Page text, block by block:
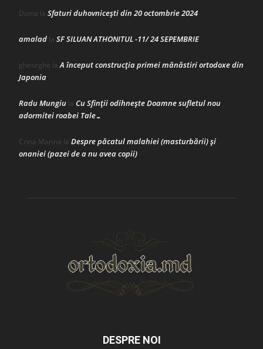
Doina la Sfaturi duhovnicești din 20 octombrie 2024
amalad la SF SILUAN ATHONITUL -11/ 24 SEPEMBRIE
gheorghe laA început construcţia primei mănăstiri ortodoxe din
Japonia
Radu Mungiu la Cu Sfinții odihnește Doamne sufletul nou
adormitei roabei Tale…
Crina Marina la Despre păcatul malahiei (masturbării) şi
onaniei (pazei de a nu avea copii)
DESPRE NOI